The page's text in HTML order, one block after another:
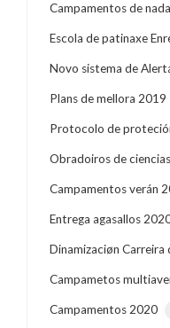
Campamentos de
Escola de patinaxe
Novo sistema de
Plans de mellora 2019
Protocolo de
Obradoiros de ciencias
Campamentos verán
Entrega agasallos
Dinamizaciøn Carreira
Campametos
Campamentos 2020